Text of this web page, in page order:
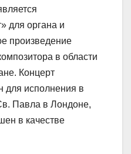
для органа и
произведение
в области
Концерт
для исполнения в
Павла в Лондоне,
в качестве